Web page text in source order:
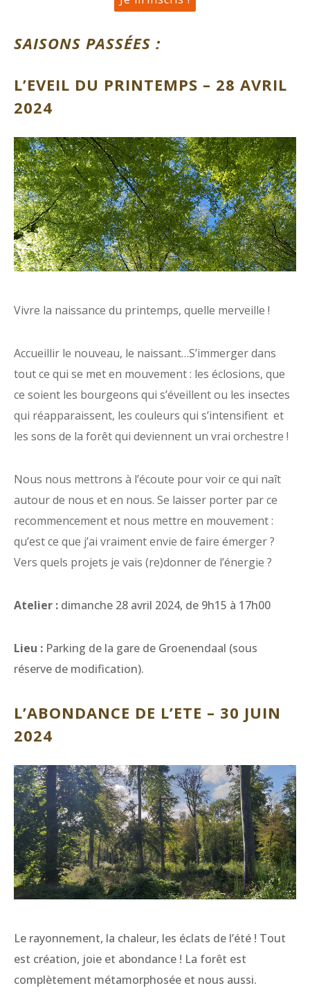
SAISONS PASSÉES :
L’EVEIL DU PRINTEMPS – 28 AVRIL
2024
Vivre la naissance du printemps, quelle merveille !
Accueillir le nouveau, le naissant…S’immerger dans
tout ce qui se met en mouvement : les éclosions, que
ce soient les bourgeons qui s’éveillent ou les insectes
qui réapparaissent, les couleurs qui s’intensifient et
les sons de la forêt qui deviennent un vrai orchestre !
Nous nous mettrons à l’écoute pour voir ce qui naît
autour de nous et en nous. Se laisser porter par ce
recommencement et nous mettre en mouvement :
qu’est ce que j’ai vraiment envie de faire émerger ?
Vers quels projets je vais (re)donner de l’énergie ?
Atelier : dimanche 28 avril 2024, de 9h15 à 17h00
Lieu : Parking de la gare de Groenendaal (sous
réserve de modification).
L’ABONDANCE DE L’ETE – 30 JUIN
2024
Le rayonnement, la chaleur, les éclats de l’été ! Tout
est création, joie et abondance ! La forêt est
complètement métamorphosée et nous aussi.